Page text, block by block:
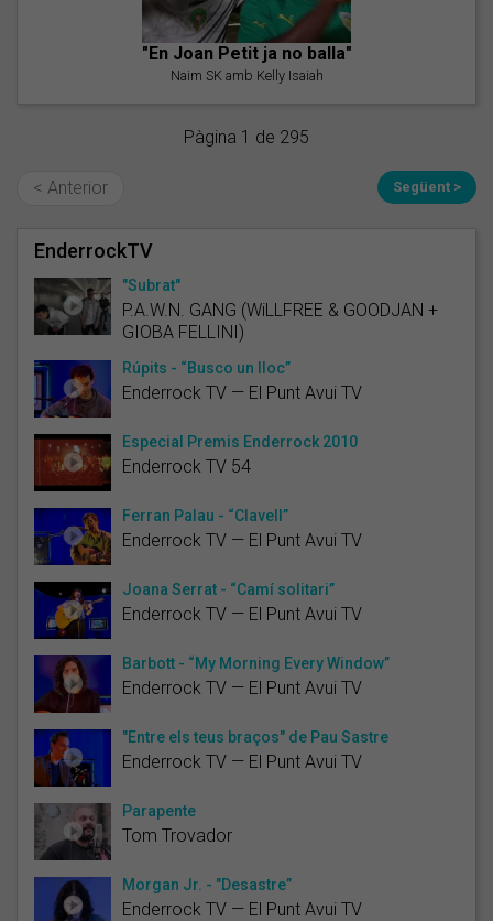
"En Joan Petit ja no balla"
Naim SK amb Kelly Isaiah
Pàgina 1 de 295
< Anterior Següent >
EnderrockTV
"Subrat"
P.A.W.N. GANG (WiLLFREE & GOODJAN +
GIOBA FELLINI)
Rúpits - “Busco un lloc”
Enderrock TV — El Punt Avui TV
Especial Premis Enderrock 2010
Enderrock TV 54
Ferran Palau - “Clavell”
Enderrock TV — El Punt Avui TV
Joana Serrat - “Camí solitari”
Enderrock TV — El Punt Avui TV
Barbott - “My Morning Every Window”
Enderrock TV — El Punt Avui TV
"Entre els teus braços" de Pau Sastre
Enderrock TV — El Punt Avui TV
Parapente
Tom Trovador
Morgan Jr. - "Desastre”
Enderrock TV — El Punt Avui TV